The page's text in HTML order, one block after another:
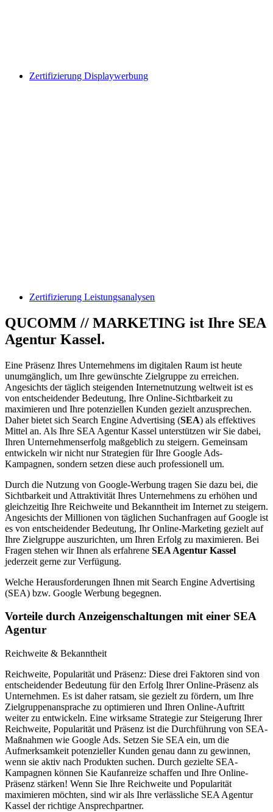
Zertifizierung Displaywerbung
Zertifizierung Leistungsanalysen
QUCOMM // MARKETING ist Ihre SEA
Agentur Kassel.
Eine Präsenz Ihres Unternehmens im digitalen Raum ist heute
unumgänglich, um Ihre gewünschte Zielgruppe zu erreichen.
Angesichts der täglich steigenden Internetnutzung weltweit ist es
von entscheidender Bedeutung, Ihre Online-Sichtbarkeit zu
maximieren und Ihre potenziellen Kunden gezielt anzusprechen.
Daher bietet sich Search Engine Advertising (SEA) als effektives
Mittel an. Als Ihre SEA Agentur Kassel unterstützen wir Sie dabei,
Ihren Unternehmenserfolg maßgeblich zu steigern. Gemeinsam
entwickeln wir nicht nur Strategien für Ihre Google Ads-
Kampagnen, sondern setzen diese auch professionell um.
Durch die Nutzung von Google-Werbung tragen Sie dazu bei, die
Sichtbarkeit und Attraktivität Ihres Unternehmens zu erhöhen und
gleichzeitig Ihre Reichweite und Bekanntheit im Internet zu steigern.
Angesichts der Millionen von täglichen Suchanfragen auf Google ist
es von entscheidender Bedeutung, Ihr Online-Marketing gezielt auf
Ihre Zielgruppe auszurichten, um Ihren Erfolg zu maximieren. Bei
Fragen stehen wir Ihnen als erfahrene SEA Agentur Kassel
jederzeit gerne zur Verfügung.
Welche Heraus­forderungen Ihnen mit Search Engine Advertising
(SEA) bzw. Google Werbung begegnen.
Vorteile durch Anzeigenschaltungen mit einer SEA
Agentur
Reichweite & Bekanntheit
Reichweite, Popularität und Präsenz: Diese drei Faktoren sind von
entscheidender Bedeutung für den Erfolg Ihrer Online-Präsenz als
Unternehmen. Es ist daher ratsam, sie gezielt zu fördern, um Ihre
Zielgruppenansprache zu optimieren und Ihren Online-Auftritt
weiter zu entwickeln. Eine wirksame Strategie zur Steigerung Ihrer
Reichweite, Popularität und Präsenz ist die Durchführung von SEA-
Maßnahmen wie Google Ads. Setzen Sie SEA ein, um die
Aufmerksamkeit potenzieller Kunden genau dann zu gewinnen,
wenn sie aktiv nach Produkten suchen. Durch gezielte SEA-
Kampagnen können Sie Kaufanreize schaffen und Ihre Online-
Präsenz stärken! Wenn Sie Ihre Reichweite und Popularität
maximieren möchten, sind wir als Ihre verlässliche SEA Agentur
Kassel der richtige Ansprechpartner.